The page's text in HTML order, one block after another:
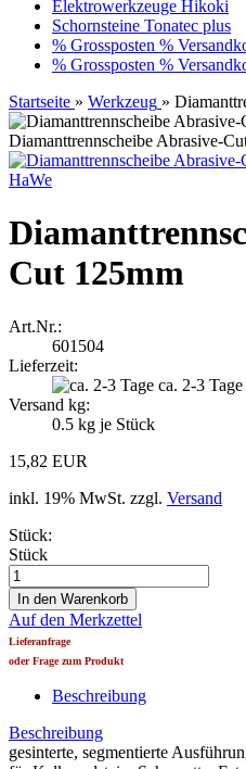
Elektrowerkzeuge Hikoki
Schornsteine Tonatec plus
% Grossposten %
% Grossposten %
Startseite » Werkzeug »
Diamanttrennscheibe Abrasive-
HaWe
Cut 125mm
Art.Nr.:
601504
Lieferzeit:
ca. 2-3 Tage
Versand kg:
0.5 kg je Stück
15,82 EUR
inkl. 19% MwSt. zzgl. Versand
Stück:
Stück
Auf den Merkzettel
Lieferanfrage
oder Frage zum Produkt
Beschreibung
Beschreibung
gesinterte, segmentierte